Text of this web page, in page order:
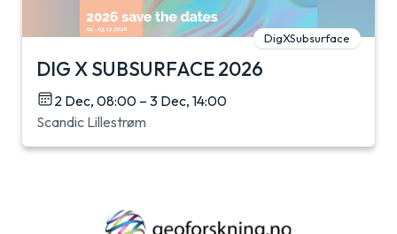
DigXSubsurface
DIG X SUBSURFACE 2026
2 Dec, 08:00 – 3 Dec, 14:00
Scandic Lillestrøm